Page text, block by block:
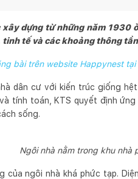
dựng từ những năm 1930
tế và các khoảng thông
bài trên website Happynest tại
dân cư với kiến trúc giống
tính toán, KTS quyết định
sống.
Ngôi nhà nằm trong khu nhà
của ngôi nhà khá phức tạp.